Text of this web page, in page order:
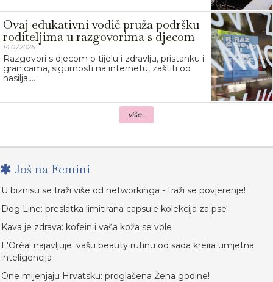
Ovaj edukativni vodič pruža podršku
roditeljima u razgovorima s djecom
14.07.2026.
Razgovori s djecom o tijelu i zdravlju, pristanku i
granicama, sigurnosti na internetu, zaštiti od
nasilja,...
više...
Još na Femini
U biznisu se traži više od networkinga - traži se povjerenje!
Dog Line: preslatka limitirana capsule kolekcija za pse
Kava je zdrava: kofein i vaša koža se vole
L'Oréal najavljuje: vašu beauty rutinu od sada kreira umjetna
inteligencija
One mijenjaju Hrvatsku: proglašena Žena godine!